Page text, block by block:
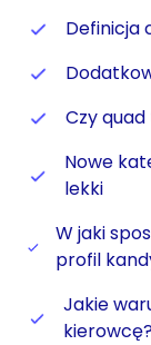
Definicja
Czy
Nowe
lekki
W jaki
profil
Jakie